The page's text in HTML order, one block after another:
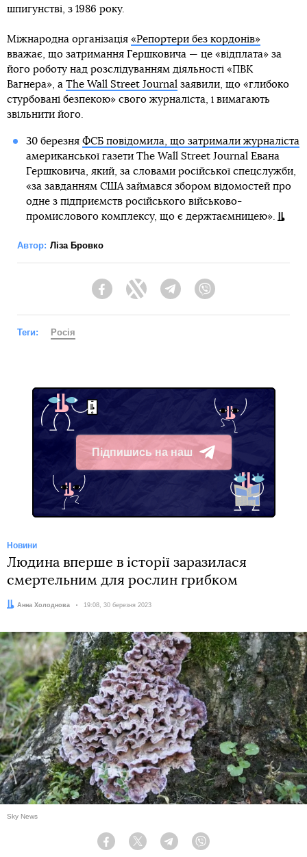
шпигунстві, з 1986 року.
Міжнародна організація «Репортери без кордонів»
вважає, що затримання Гершковича — це «відплата» за
його роботу над розслідуванням діяльності «ПВК
Вагнера», а The Wall Street Journal заявили, що «глибоко
стурбовані безпекою» свого журналіста, і вимагають
звільнити його.
30 березня ФСБ повідомила, що затримали журналіста
американської газети The Wall Street Journal Евана
Гершковича, який, за словами російської спецслужби,
«за завданням США займався збором відомостей про
одне з підприємств російського військово-
промислового комплексу, що є держтаємницею».
Автор: Ліза Бровко
FacebookTwitter Telegram
Теги: Росія
Підпишись на наш
Telegram
Новини
Людина вперше в історії заразилася
смертельним для рослин грибком
Автор:
Анна Холоднова Дата:
19:08, 30 березня 2023
Sky News
Facebook Twitter Telegram